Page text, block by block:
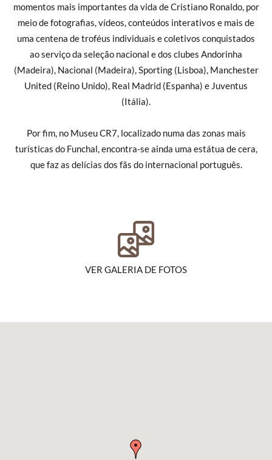
momentos mais importantes da vida de Cristiano Ronaldo, por
meio de fotografias, vídeos, conteúdos interativos e mais de
uma centena de troféus individuais e coletivos conquistados
ao serviço da seleção nacional e dos clubes Andorinha
(Madeira), Nacional (Madeira), Sporting (Lisboa), Manchester
United (Reino Unido), Real Madrid (Espanha) e Juventus
(Itália).
Por fim, no Museu CR7, localizado numa das zonas mais
turísticas do Funchal, encontra-se ainda uma estátua de cera,
que faz as delícias dos fãs do internacional português.
VER GALERIA DE FOTOS